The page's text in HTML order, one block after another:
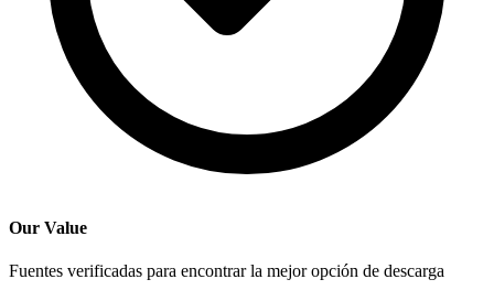
Our Value
Fuentes verificadas para encontrar la mejor opción de descarga